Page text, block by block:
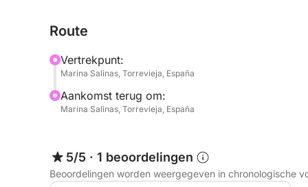
eigen eten, drinken en alles wat u de hele dag
Of u nu iets speciaals te vieren hebt of gewoon
deze dagvullende cruise vanuit Marina Salinas
Route
Vertrekpunt:
Marina Salinas, Torrevieja, España
Aankomst terug om:
Marina Salinas, Torrevieja, España
5/5 · 1 beoordelingen
Beoordelingen worden weergegeven in chronologische